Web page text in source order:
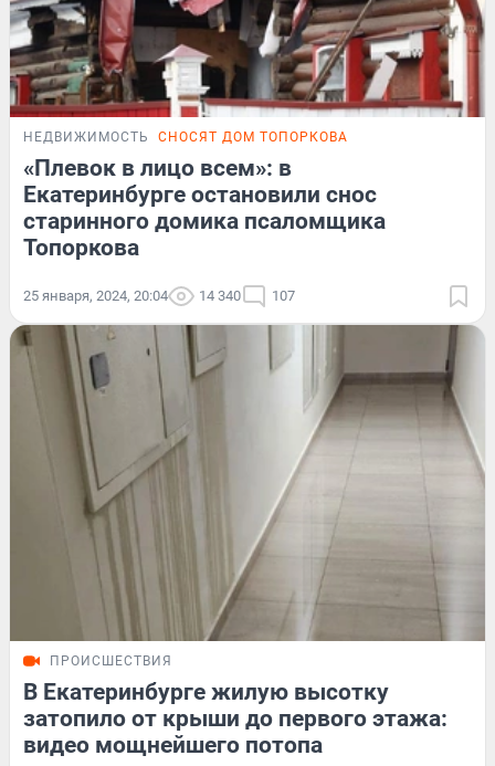
НЕДВИЖИМОСТЬ СНОСЯТ ДОМ ТОПОРКОВА
«Плевок в лицо всем»: в
Екатеринбурге остановили снос
старинного домика псаломщика
Топоркова
25 января, 2024, 20:04 14 340 107
ПРОИСШЕСТВИЯ
В Екатеринбурге жилую высотку
затопило от крыши до первого этажа:
видео мощнейшего потопа